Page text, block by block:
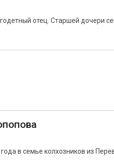
отец. Старшей дочери
в семье колхозников из